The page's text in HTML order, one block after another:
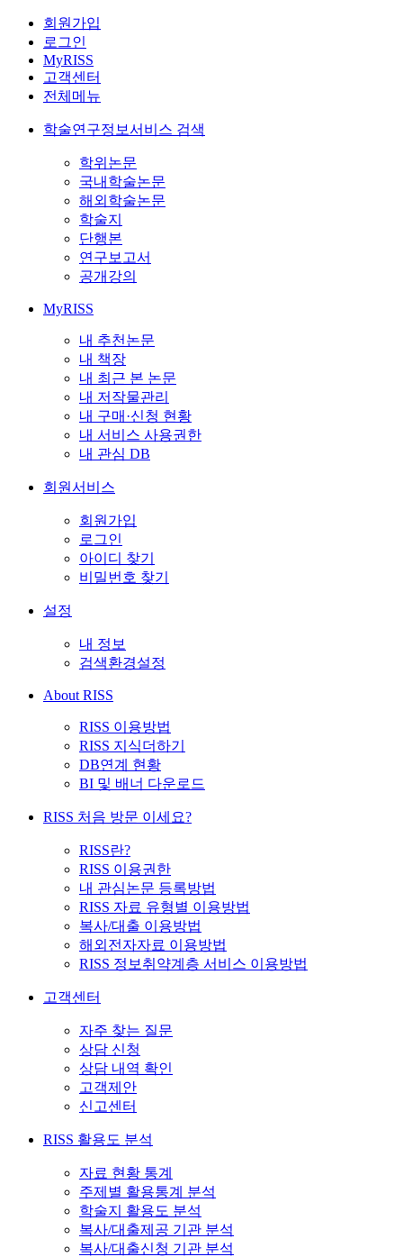
회원가입
로그인
MyRISS
고객센터
전체메뉴
학술연구정보서비스 검색
학위논문
국내학술논문
해외학술논문
학술지
단행본
연구보고서
공개강의
MyRISS
내 추천논문
내 책장
내 최근 본 논문
내 저작물관리
내 구매·신청 현황
내 서비스 사용권한
내 관심 DB
회원서비스
회원가입
로그인
아이디 찾기
비밀번호 찾기
설정
내 정보
검색환경설정
About RISS
RISS 이용방법
RISS 지식더하기
DB연계 현황
BI 및 배너 다운로드
RISS 처음 방문 이세요?
RISS란?
RISS 이용권한
내 관심논문 등록방법
RISS 자료 유형별 이용방법
복사/대출 이용방법
해외전자자료 이용방법
RISS 정보취약계층 서비스 이용방법
고객센터
자주 찾는 질문
상담 신청
상담 내역 확인
고객제안
신고센터
RISS 활용도 분석
자료 현황 통계
주제별 활용통계 분석
학술지 활용도 분석
복사/대출제공 기관 분석
복사/대출신청 기관 분석